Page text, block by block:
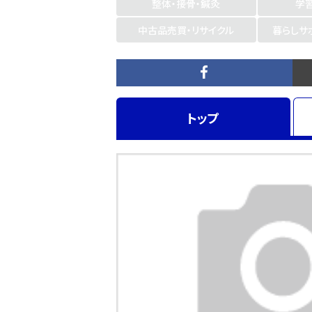
整体・接骨・鍼灸
学
中古品売買・リサイクル
暮らしサ
トップ